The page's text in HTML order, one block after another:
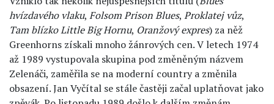
hvízdavého vlaku, Folsom Prison Blues, Proklatej vůz,
Tam blízko Little Big Hornu, Oranžový expres) za něž
Greenhorns získali mnoho žánrových cen. V letech 1974
až 1989 vystupovala skupina pod změněným názvem
Zelenáči, zaměřila se na moderní country a změnila
obsazení. Jan Vyčítal se stále častěji začal uplatňovat jako